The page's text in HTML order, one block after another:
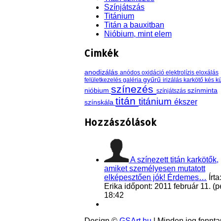
Színjátszás
Titánium
Titán a bauxitban
Nióbium, mint elem
Cimkék
anodizálás anódos oxidáció elektrolízis eloxálás
felületkezelés galéria gyűrű irizálás karkötő kés
nióbium színezés színjátszás színminta
színskála titán titánium ékszer
Hozzászólások
A színezett titán karkötők,
amiket személyesen mutatott
elképesztően jók! Érdemes…
Erika időpont: 2011 február 11.
18:42